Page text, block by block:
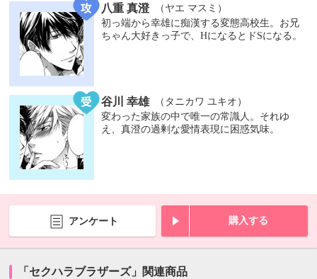
八重 真澄
（ヤエ マスミ）
初っ端から幸雄に痴漢する変態高校生。お兄
ちゃん大好きっ子で、HになるとドSになる。
谷川 幸雄
（タニカワ ユキオ）
変わった家族の中で唯一の常識人。それゆ
え、真澄の過剰な愛情表現に困惑気味。
アンケート 購入する
「セクハラブラザーズ」関連商品